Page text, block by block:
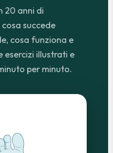
20 anni di
succede
cosa funziona e
esercizi illustrati e
per minuto.